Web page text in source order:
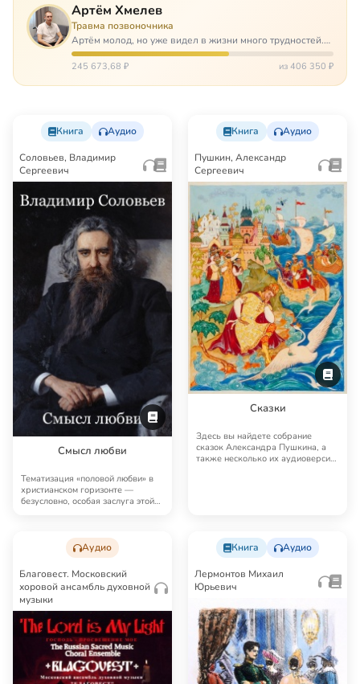
Артём Хмелев
Травма позвоночника
Артём молод, но уже видел в жизни много трудностей.
Он сирота, привык заботится о себе сам, но, когда
случилось несчастье, и он был парализован – остался на
245 673,68 ₽ из 406 350 ₽
Книга Аудио
Соловьев, Владимир
Сергеевич
Смысл любви
Тематизация «половой любви» в
христианском горизонте —
безусловно, особая заслуга этой
Книга Аудио
Пушкин, Александр
Сергеевич
Сказки
Здесь вы найдете собрание
сказок Александра Пушкина, а
также несколько их аудиоверсий:
Аудио
Благовест. Московский
хоровой ансамбль духовной
музыки
Книга Аудио
Лермонтов Михаил
Юрьевич